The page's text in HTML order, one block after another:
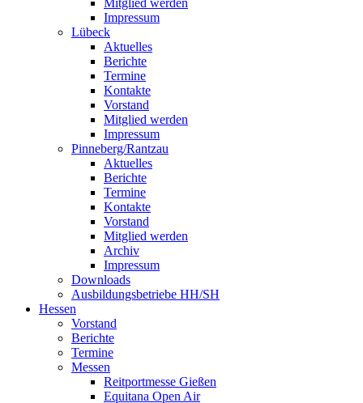
Mitglied werden
Impressum
Lübeck
Aktuelles
Berichte
Termine
Kontakte
Vorstand
Mitglied werden
Impressum
Pinneberg/Rantzau
Aktuelles
Berichte
Termine
Kontakte
Vorstand
Mitglied werden
Archiv
Impressum
Downloads
Ausbildungsbetriebe HH/SH
Hessen
Vorstand
Berichte
Termine
Messen
Reitportmesse Gießen
Equitana Open Air